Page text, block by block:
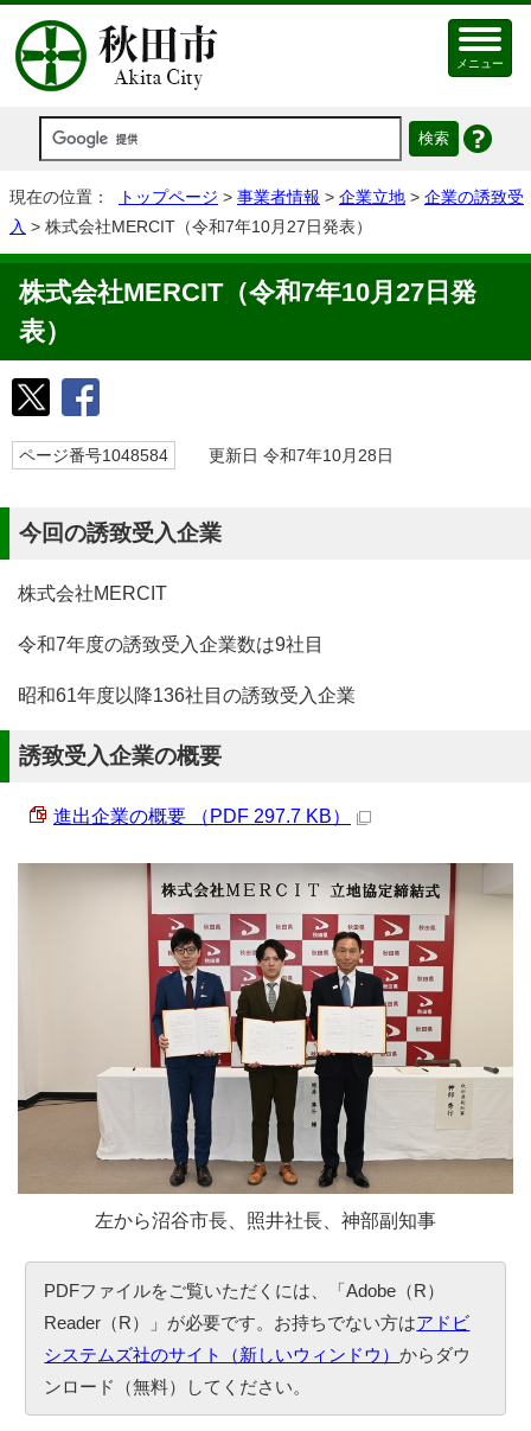
メニュー
現在の位置： トップページ > 事業者情報 > 企業立地 > 企業の誘致受
入 > 株式会社MERCIT（令和7年10月27日発表）
株式会社MERCIT（令和7年10月27日発
表）
ページ番号1048584 更新日 令和7年10月28日
今回の誘致受入企業
株式会社MERCIT
令和7年度の誘致受入企業数は9社目
昭和61年度以降136社目の誘致受入企業
誘致受入企業の概要
進出企業の概要 （PDF 297.7 KB）
左から沼谷市長、照井社長、神部副知事
PDFファイルをご覧いただくには、「Adobe（R）
Reader（R）」が必要です。お持ちでない方はアドビ
システムズ社のサイト（新しいウィンドウ）からダウ
ンロード（無料）してください。